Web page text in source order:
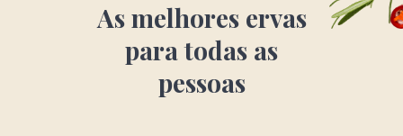
As melhores ervas
para todas as
pessoas